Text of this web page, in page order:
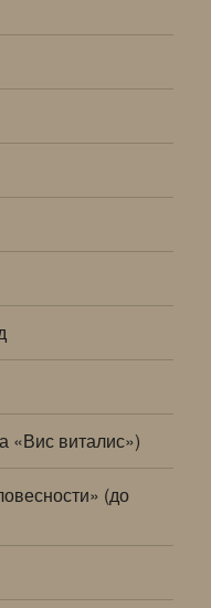
«Вис виталис»)
(до